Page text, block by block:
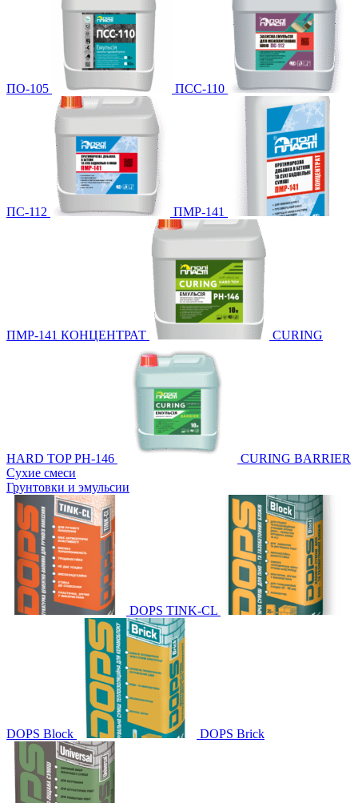
ПО-105 ПСС-110
ПС-112 ПМР-141
ПМР-141 КОНЦЕНТРАТ CURING
HARD TOP PH-146
CURING BARRIER
Сухие смеси
Грунтовки и эмульсии
DOPS TINK-CL
DOPS Block DOPS Brick